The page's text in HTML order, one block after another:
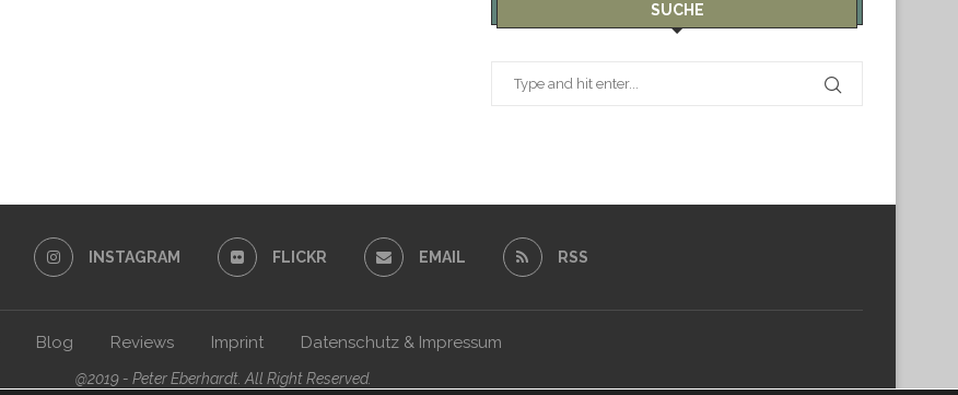
SUCHE
INSTAGRAM FLICKR EMAIL RSS
Blog Reviews Imprint Datenschutz & Impressum
@2019 - Peter Eberhardt. All Right Reserved.